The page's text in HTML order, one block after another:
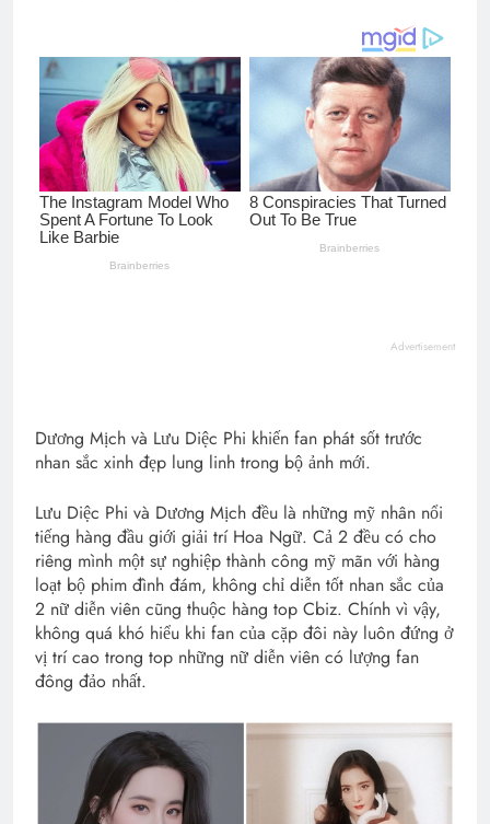
Advertisement
Dương Mịch và Lưu Diệc Phi khiến fan phát sốt trước
nhan sắc xinh đẹp lung linh trong bộ ảnh mới.
Lưu Diệc Phi và Dương Mịch đều là những mỹ nhân nổi
tiếng hàng đầu giới giải trí Hoa Ngữ. Cả 2 đều có cho
riêng mình một sự nghiệp thành công mỹ mãn với hàng
loạt bộ phim đình đám, không chỉ diễn tốt nhan sắc của
2 nữ diễn viên cũng thuộc hàng top Cbiz. Chính vì vậy,
không quá khó hiểu khi fan của cặp đôi này luôn đứng ở
vị trí cao trong top những nữ diễn viên có lượng fan
đông đảo nhất.